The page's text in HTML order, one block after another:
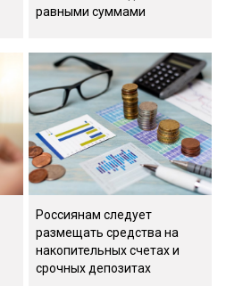
равными суммами
Россиянам следует
размещать средства на
накопительных счетах и
срочных депозитах